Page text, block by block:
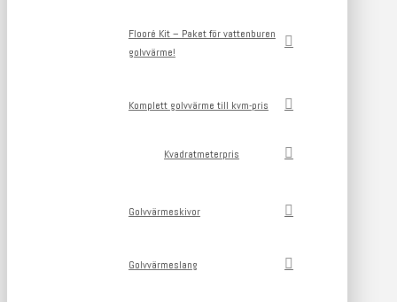
Flooré Kit – Paket för vattenburen
golvvärme!
Komplett golvvärme till kvm-pris
Kvadratmeterpris
Golvvärmeskivor
Golvvärmeslang